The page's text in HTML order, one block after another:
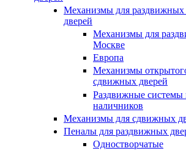
Механизмы для
дверей
Механизмы для
Москве
Европа
Механизмы
сдвижных дверей
Раздвижные системы
наличников
Механизмы для сдвижных
Пеналы для раздвижных
Одностворчатые